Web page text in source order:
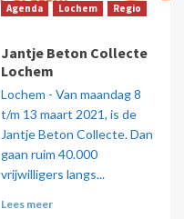
Agenda Lochem Regio
Jantje Beton Collecte
Lochem
Lochem - Van maandag 8
t/m 13 maart 2021, is de
Jantje Beton Collecte. Dan
gaan ruim 40.000
vrijwilligers langs...
Lees meer